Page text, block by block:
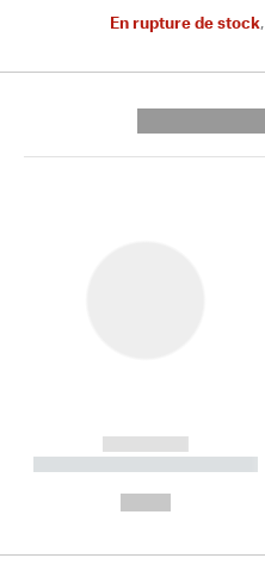
En rupture de stock,
------------
----------- ----------- --------